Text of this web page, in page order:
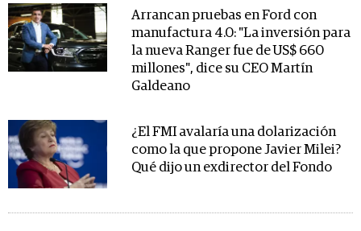
Arrancan pruebas en Ford con
manufactura 4.0: "La inversión para
la nueva Ranger fue de US$ 660
millones", dice su CEO Martín
Galdeano
¿El FMI avalaría una dolarización
como la que propone Javier Milei?
Qué dijo un exdirector del Fondo